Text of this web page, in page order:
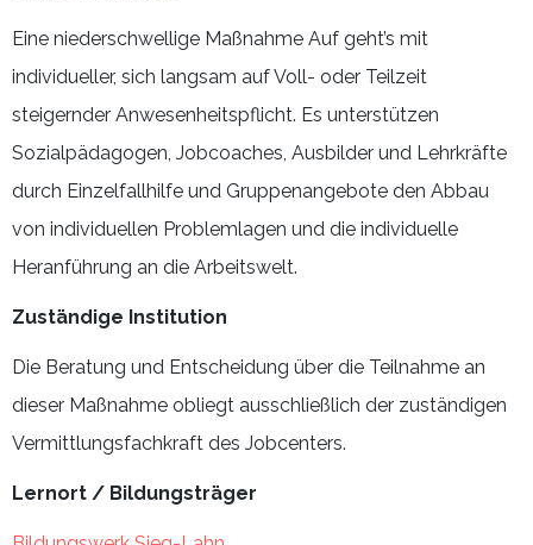
Eine niederschwellige Maßnahme Auf geht’s mit
individueller, sich langsam auf Voll- oder Teilzeit
steigernder Anwesenheitspflicht. Es unterstützen
Sozialpädagogen, Jobcoaches, Ausbilder und Lehrkräfte
durch Einzelfallhilfe und Gruppenangebote den Abbau
von individuellen Problemlagen und die individuelle
Heranführung an die Arbeitswelt.
Zuständige Institution
Die Beratung und Entscheidung über die Teilnahme an
dieser Maßnahme obliegt ausschließlich der zuständigen
Vermittlungsfachkraft des Jobcenters.
Lernort / Bildungsträger